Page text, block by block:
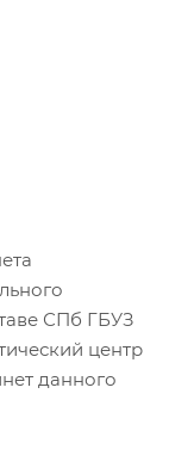
СПб ГБУЗ
центр
данного